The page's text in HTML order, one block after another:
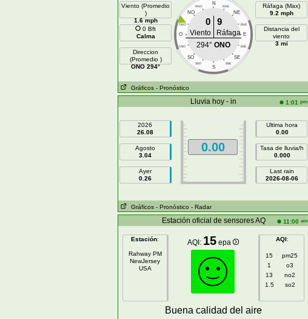
Viento (Promedio
)
1.6 mph
0 Bft
Calma
Direccion
(Promedio )
ONO 294°
N
NNO NNE
NO NE
ONO ENE
O E
OSO ESE
SO SE
SSO SSE
S
0 9
Viento
Ráfaga
294° ONO
Ráfaga (Max)
9.2 mph
Distancia del
viento
3 mi
Gráficos - Pronóstico
Lluvia hoy - in 1:01 pm
2026
26.08
Agosto
3.04
Ayer
0.26
0.00
Ultima hora
0.00
Tasa de lluvia/h
0.000
Last rain
2026-08-06
Gráficos - Pronóstico - Radar
Estación oficial de sensores AQ 11:00 am
Estación:
Rahway PM
NewJersey
USA
AQI: 15 epa AQI:
15
pm25
1
o3
13
no2
1.5
so2
Buena calidad del aire